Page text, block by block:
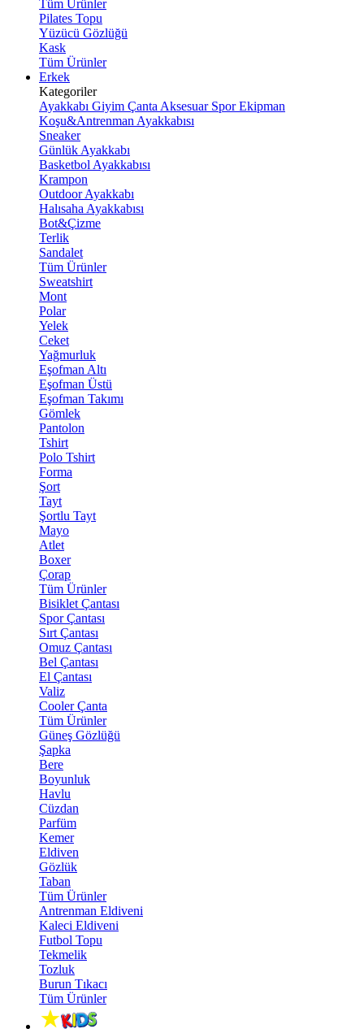
Tüm Ürünler
Pilates Topu
Yüzücü Gözlüğü
Kask
Tüm Ürünler
Erkek
Kategoriler
Ayakkabı Giyim Çanta Aksesuar Spor Ekipman
Koşu&Antrenman Ayakkabısı
Sneaker
Günlük Ayakkabı
Basketbol Ayakkabısı
Krampon
Outdoor Ayakkabı
Halısaha Ayakkabısı
Bot&Çizme
Terlik
Sandalet
Tüm Ürünler
Sweatshirt
Mont
Polar
Yelek
Ceket
Yağmurluk
Eşofman Altı
Eşofman Üstü
Eşofman Takımı
Gömlek
Pantolon
Tshirt
Polo Tshirt
Forma
Şort
Tayt
Şortlu Tayt
Mayo
Atlet
Boxer
Çorap
Tüm Ürünler
Bisiklet Çantası
Spor Çantası
Sırt Çantası
Omuz Çantası
Bel Çantası
El Çantası
Valiz
Cooler Çanta
Tüm Ürünler
Güneş Gözlüğü
Şapka
Bere
Boyunluk
Havlu
Cüzdan
Parfüm
Kemer
Eldiven
Gözlük
Taban
Tüm Ürünler
Antrenman Eldiveni
Kaleci Eldiveni
Futbol Topu
Tekmelik
Tozluk
Burun Tıkacı
Tüm Ürünler